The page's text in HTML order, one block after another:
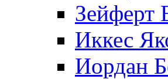
Зейферт
Иккес
Иордан